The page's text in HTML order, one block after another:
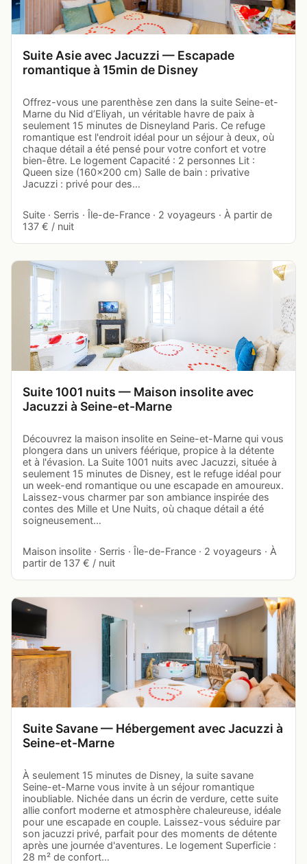
Suite Asie avec Jacuzzi — Escapade
romantique à 15min de Disney
Offrez-vous une parenthèse zen dans la suite Seine-et-
Marne du Nid d’Eliyah, un véritable havre de paix à
seulement 15 minutes de Disneyland Paris. Ce refuge
romantique est l'endroit idéal pour un séjour à deux, où
chaque détail a été pensé pour votre confort et votre
bien-être. Le logement Capacité : 2 personnes Lit :
Queen size (160x200 cm) Salle de bain : privative
Jacuzzi : privé pour des…
Suite · Serris · Île-de-France · 2 voyageurs · À partir de
137 € / nuit
Suite 1001 nuits — Maison insolite avec
Jacuzzi à Seine-et-Marne
Découvrez la maison insolite en Seine-et-Marne qui vous
plongera dans un univers féérique, propice à la détente
et à l'évasion. La Suite 1001 nuits avec Jacuzzi, située à
seulement 15 minutes de Disney, est le refuge idéal pour
un week-end romantique ou une escapade en amoureux.
Laissez-vous charmer par son ambiance inspirée des
contes des Mille et Une Nuits, où chaque détail a été
soigneusement…
Maison insolite · Serris · Île-de-France · 2 voyageurs · À
partir de 137 € / nuit
Suite Savane — Hébergement avec Jacuzzi à
Seine-et-Marne
À seulement 15 minutes de Disney, la suite savane
Seine-et-Marne vous invite à un séjour romantique
inoubliable. Nichée dans un écrin de verdure, cette suite
allie confort moderne et atmosphère chaleureuse, idéale
pour une escapade en couple. Laissez-vous séduire par
son jacuzzi privé, parfait pour des moments de détente
après une journée d'aventures. Le logement Superficie :
28 m² de confort…